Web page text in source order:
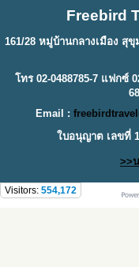
Freebird
161/28 หมู่บ้านกลางเมือง สุ
โทร 02-0488785-7 แฟกซ์
Email :
ใบอนุญาต เลขที่
>>
Visitors: 554,172